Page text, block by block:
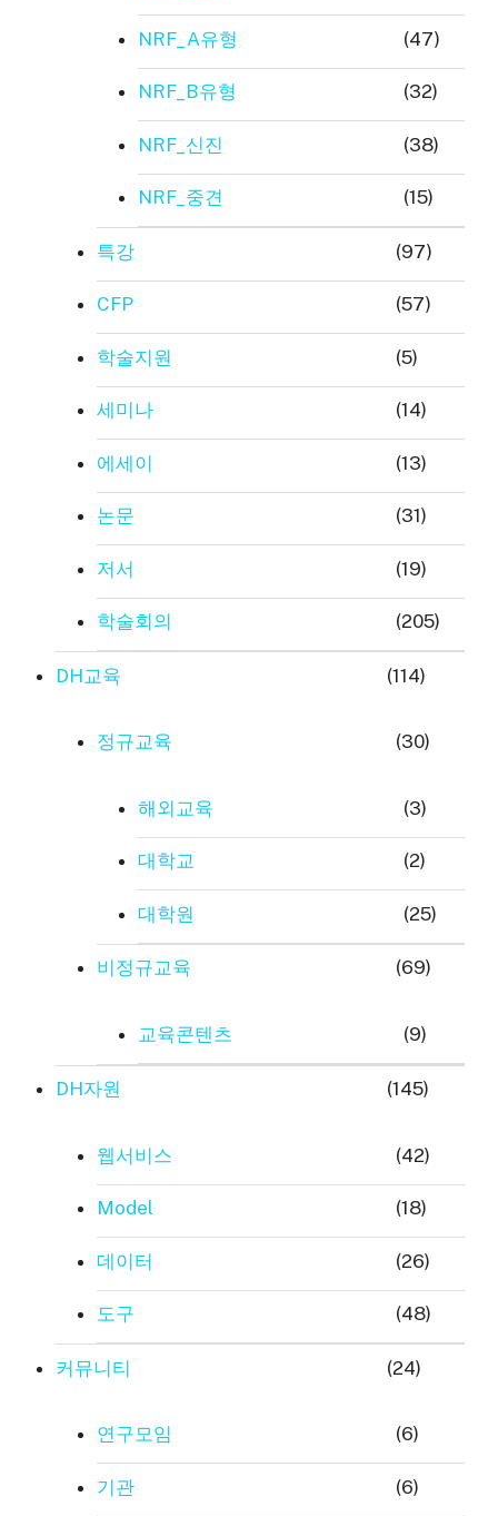
NRF_A유형 (47)
NRF_B유형 (32)
NRF_신진 (38)
NRF_중견 (15)
특강 (97)
CFP (57)
학술지원 (5)
세미나 (14)
에세이 (13)
논문 (31)
저서 (19)
학술회의 (205)
DH교육 (114)
정규교육 (30)
해외교육 (3)
대학교 (2)
대학원 (25)
비정규교육 (69)
교육콘텐츠 (9)
DH자원 (145)
웹서비스 (42)
Model (18)
데이터 (26)
도구 (48)
커뮤니티 (24)
연구모임 (6)
기관 (6)